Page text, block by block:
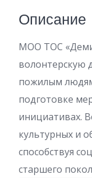
Описание
МОО ТОС
волонтерскую
пожилым
подготовке
инициативах.
культурных и
способствуя
старшего